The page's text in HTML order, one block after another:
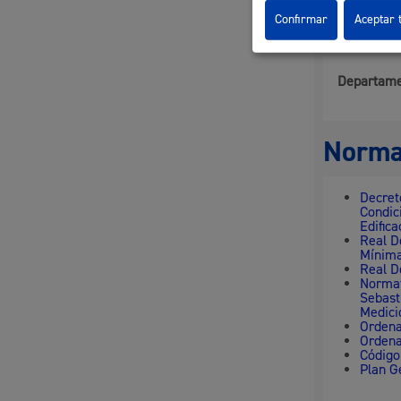
Real
Real
Plan
Confirmar Aceptar